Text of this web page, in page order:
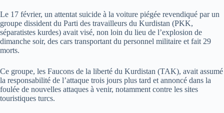
Le 17 février, un attentat suicide à la voiture piégée revendiqué par un
groupe dissident du Parti des travailleurs du Kurdistan (PKK,
séparatistes kurdes) avait visé, non loin du lieu de l’explosion de
dimanche soir, des cars transportant du personnel militaire et fait 29
morts.
Ce groupe, les Faucons de la liberté du Kurdistan (TAK), avait assumé
la responsabilité de l’attaque trois jours plus tard et annoncé dans la
foulée de nouvelles attaques à venir, notamment contre les sites
touristiques turcs.